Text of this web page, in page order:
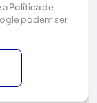
aPolítica de
podem ser